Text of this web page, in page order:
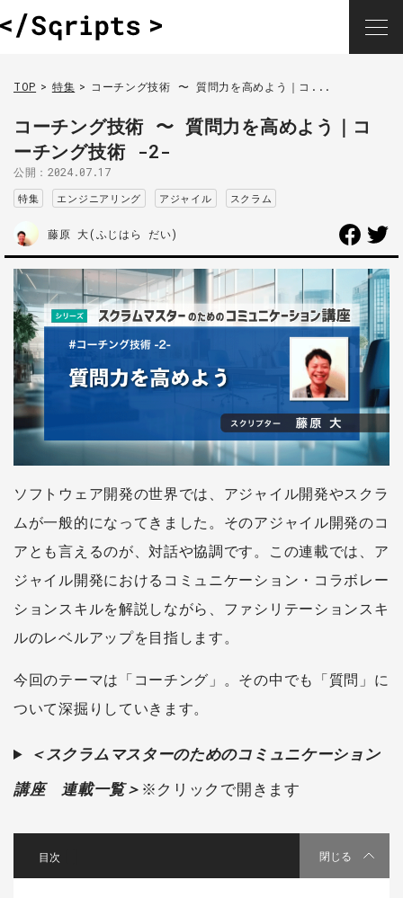
TOP 特集 コーチング技術 〜 質問力を高めよう｜コ...
コーチング技術 〜 質問力を高めよう｜コ
ーチング技術 -2-
公開：2024.07.17
特集 エンジニアリング アジャイル スクラム
藤原 大(ふじはら だい)
ソフトウェア開発の世界では、アジャイル開発やスクラ
ムが一般的になってきました。そのアジャイル開発のコ
アとも言えるのが、対話や協調です。この連載では、ア
ジャイル開発におけるコミュニケーション・コラボレー
ションスキルを解説しながら、ファシリテーションスキ
ルのレベルアップを目指します。
今回のテーマは「コーチング」。その中でも「質問」に
ついて深掘りしていきます。
＜スクラムマスターのためのコミュニケーション
講座 連載一覧＞ ※クリックで開きます
閉じる